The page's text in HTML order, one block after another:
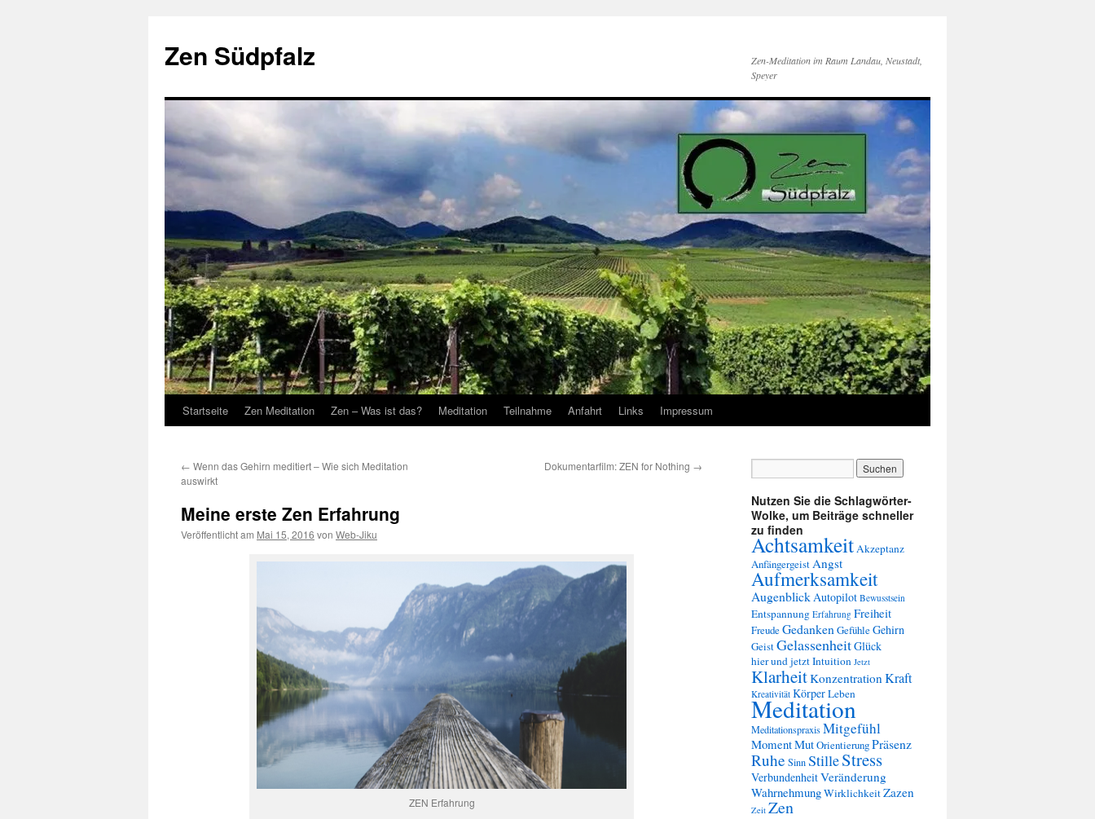
springen
Zen Südpfalz
Zen-Meditation im Raum Landau, Neustadt,
Speyer
Startseite Zen Meditation Zen – Was ist das? Meditation Teilnahme Anfahrt Links Impressum
← Wenn das Gehirn meditiert – Wie sich Meditation
auswirkt
Dokumentarfilm: ZEN for Nothing →
Meine erste Zen Erfahrung
Veröffentlicht am Mai 15, 2016 von Web-Jiku
ZEN Erfahrung
Nutzen Sie die Schlagwörter-
Wolke, um Beiträge schneller
zu finden
AchtsamkeitAkzeptanz
AnfängergeistAngst
Aufmerksamkeit
AugenblickAutopilot Bewusstsein
Entspannung Erfahrung Freiheit
FreudeGedanken GefühleGehirn
GeistGelassenheitGlück
hier und jetztIntuition Jetzt
KlarheitKonzentrationKraft
Kreativität KörperLeben
Meditation
MeditationspraxisMitgefühl
MomentMutOrientierungPräsenz
Ruhe SinnStilleStress
VerbundenheitVeränderung
WahrnehmungWirklichkeitZazen
Zeit Zen